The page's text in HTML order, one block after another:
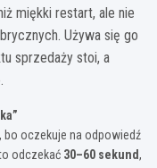
miękki restart, ale nie
Używa się go
sprzedaży stoi, a
bo oczekuje na odpowiedź
odczekać 30–60 sekund,